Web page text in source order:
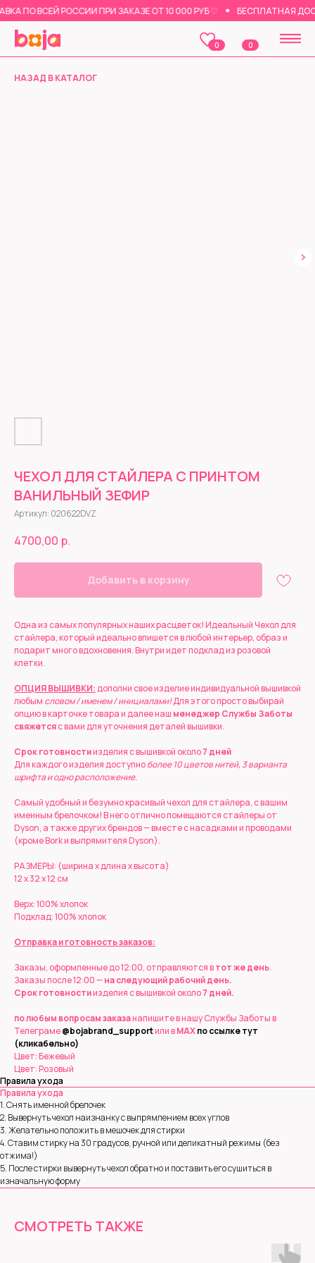
ПО ВСЕЙ РОССИИ ПРИ ЗАКАЗЕ ОТ 10 000 РУБ ♡ БЕСПЛАТНАЯ
0 0
НАЗАД В КАТАЛОГ
ЧЕХОЛ ДЛЯ СТАЙЛЕРА С ПРИНТОМ
ВАНИЛЬНЫЙ ЗЕФИР
Артикул: 020622DVZ
4700,00 р.
Добавить в корзину
Одна из самых популярных наших расцветок! Идеальный Чехол для
стайлера, который идеально впишется в любой интерьер, образ и
подарит много вдохновения. Внутри идет подклад из розовой
клетки.
ОПЦИЯ ВЫШИВКИ:дополни свое изделие индивидуальной вышивкой
любым словом / именем / инициалами!Для этого просто выбирай
опцию в карточке товара и далее наш менеджер Службы Заботы
свяжетсяс вами для уточнения деталей вышивки.
Срок готовностиизделия с вышивкой около7 дней
Для каждого изделия доступноболее 10 цветов нитей, 3 варианта
шрифта и одно расположение.
Самый удобный и безумно красивый чехол для стайлера, с вашим
именным брелочком! В него отлично помещаются стайлеры от
Dyson, а также других брендов — вместе с насадками и проводами
(кроме Bork и выпрямителя Dyson).
РАЗМЕРЫ: (ширина x длина х высота)
12 х 32 х 12 см
Верх: 100% хлопок
Подклад: 100% хлопок
Отправка и готовность заказов:
Заказы, оформленные до 12:00, отправляются втот же день.
Заказы после 12:00 —на следующий рабочий день.
Срок готовностиизделия с вышивкой около7 дней.
по любым вопросам заказанапишите в нашу Службы Заботы в
Телеграме@bojabrand_supportили вMAXпо ссылке тут
(кликабельно)
Цвет: Бежевый
Цвет: Розовый
Правила ухода
Правила ухода
1. Снять именной брелочек
2. Вывернуть чехол наизнанку с выпрямлением всех углов
3. Желательно положить в мешочек для стирки
4. Ставим стирку на 30 градусов, ручной или деликатный режимы (без
отжима!)
5. После стирки вывернуть чехол обратно и поставить его сушиться в
изначальную форму
СМОТРЕТЬ ТАКЖЕ
ИНН 771820946320